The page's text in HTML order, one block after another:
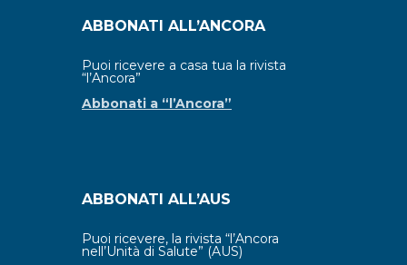
ABBONATI ALL’ANCORA
Puoi ricevere a casa tua la rivista
“l’Ancora”
Abbonati a “l’Ancora”
ABBONATI ALL’AUS
Puoi ricevere, la rivista “l’Ancora
nell’Unità di Salute” (AUS)